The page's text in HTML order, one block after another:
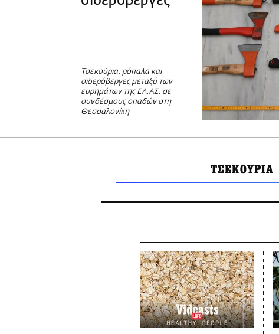
Τσεκούρια, ρόπαλα και
σιδερόβεργες μεταξύ των
ευρημάτων της ΕΛ.ΑΣ. σε
συνδέσμους οπαδών στη
Θεσσαλονίκη
ΤΣΕΚΟΥΡΙΑ